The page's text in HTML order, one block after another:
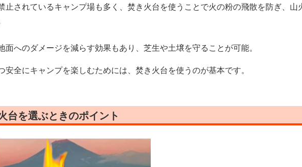
止されているキャンプ場も多く、焚き火台を使うことで火の粉の飛散を防ぎ、
面へのダメージを減らす効果もあり、芝生や土壌を守ることが可能。
安全にキャンプを楽しむためには、焚き火台を使うのが基本です。
台を選ぶときのポイント